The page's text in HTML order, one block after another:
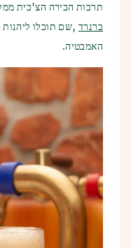
תרבות הבירה הצ'כית
ברנרד ,שם תוכלו
האמבטיה.